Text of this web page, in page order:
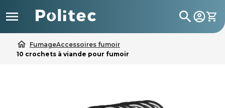
 search
home FumageAccessoires fumoir
10 crochets à viande pour fumoir